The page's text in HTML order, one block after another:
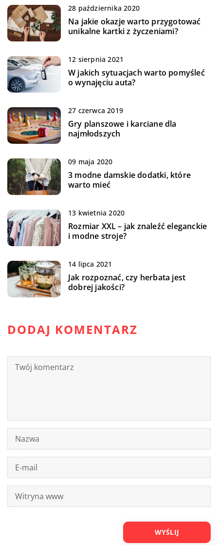
28 października 2020
Na jakie okazje warto przygotować
unikalne kartki z życzeniami?
12 sierpnia 2021
W jakich sytuacjach warto pomyśleć
o wynajęciu auta?
27 czerwca 2019
Gry planszowe i karciane dla
najmłodszych
09 maja 2020
3 modne damskie dodatki, które
warto mieć
13 kwietnia 2020
Rozmiar XXL – jak znaleźć eleganckie
i modne stroje?
14 lipca 2021
Jak rozpoznać, czy herbata jest
dobrej jakości?
DODAJ KOMENTARZ